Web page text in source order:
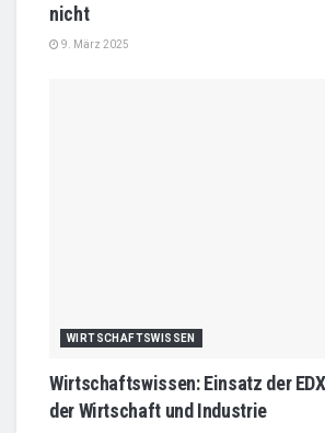
nicht
9. März 2025
WIRTSCHAFTSWISSEN
Wirtschaftswissen: Einsatz der
der Wirtschaft und Industrie